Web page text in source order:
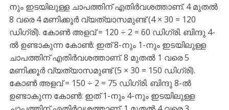
നും ഇടയിലുള്ള ചാപത്തിന് എതിർവശത്താണ്. 4 മുതൽ
8 വരെ 4 മണിക്കൂർ വ്യത്യാസമുണ്ട് (4 × 30 = 120
ഡിഗ്രി). കോൺ അളവ് = 120 ÷ 2 = 60 ഡിഗ്രി. ബിന്ദു 4-
ൽ ഉണ്ടാകുന്ന കോൺ: ഇത് 8-നും 1-നും ഇടയിലുള്ള
ചാപത്തിന് എതിർവശത്താണ്. 8 മുതൽ 1 വരെ 5
മണിക്കൂർ വ്യത്യാസമുണ്ട് (5 × 30 = 150 ഡിഗ്രി).
കോൺ അളവ് = 150 ÷ 2 = 75 ഡിഗ്രി. ബിന്ദു 8-ൽ
ഉണ്ടാകുന്ന കോൺ: ഇത് 1-നും 4-നും ഇടയിലുള്ള